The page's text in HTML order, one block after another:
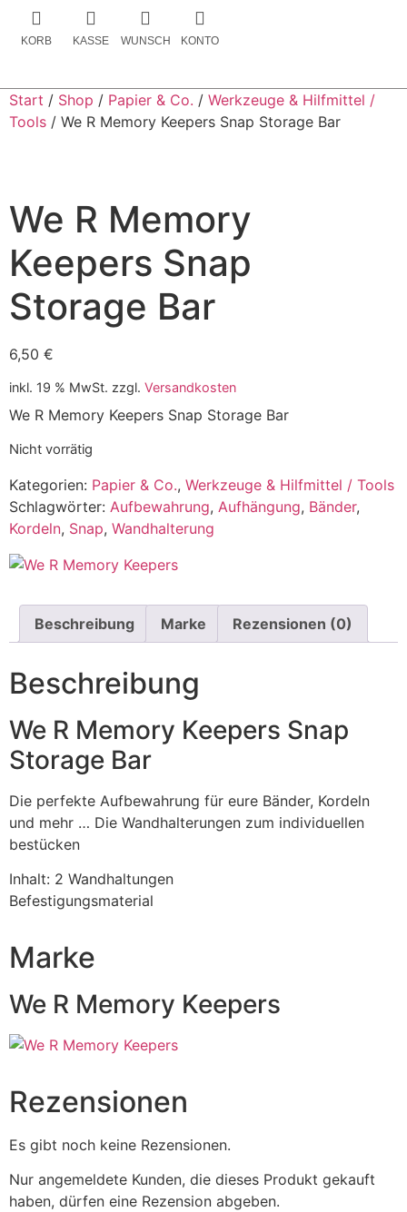
KORB KASSE WUNSCH KONTO
Start / Shop / Papier & Co. / Werkzeuge & Hilfmittel /
Tools / We R Memory Keepers Snap Storage Bar
We R Memory
Keepers Snap
Storage Bar
6,50 €
inkl. 19 % MwSt. zzgl. Versandkosten
We R Memory Keepers Snap Storage Bar
Nicht vorrätig
Kategorien: Papier & Co., Werkzeuge & Hilfmittel / Tools
Schlagwörter: Aufbewahrung, Aufhängung, Bänder,
Kordeln, Snap, Wandhalterung
Beschreibung Marke Rezensionen (0)
Beschreibung
We R Memory Keepers Snap
Storage Bar
Die perfekte Aufbewahrung für eure Bänder, Kordeln
und mehr … Die Wandhalterungen zum individuellen
bestücken
Inhalt: 2 Wandhaltungen
Befestigungsmaterial
Marke
We R Memory Keepers
Rezensionen
Es gibt noch keine Rezensionen.
Nur angemeldete Kunden, die dieses Produkt gekauft
haben, dürfen eine Rezension abgeben.